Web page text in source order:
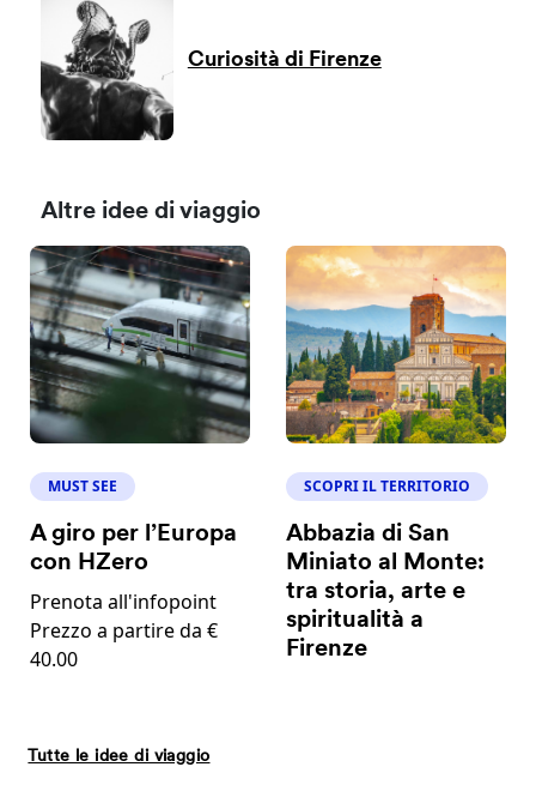
Curiosità di Firenze
Altre idee di viaggio
MUST SEE
A giro per l’Europa
con HZero
Prenota all'infopoint
Prezzo a partire da €
40.00
SCOPRI IL TERRITORIO
Abbazia di San
Miniato al Monte:
tra storia, arte e
spiritualità a
Firenze
Tutte le idee di viaggio